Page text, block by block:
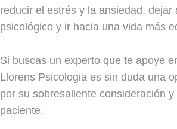
reducir el estrés y la ansiedad, dejar
psicológico y ir hacia una vida más
Si buscas un experto que te apoye
Llorens Psicologia es sin duda una
por su sobresaliente consideración y
paciente.